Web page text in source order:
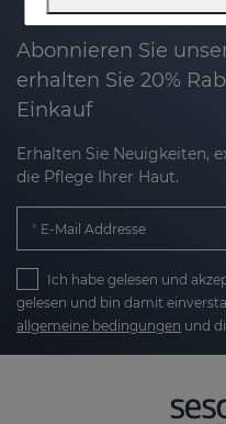
Abonnieren Sie
erhalten Sie 20%
Einkauf
Erhalten Sie Neuigkeiten,
die Pflege Ihrer Haut.
E-Mail Addresse
Ich habe gelesen und
gelesen und bin damit
allgemeine bedingungen und